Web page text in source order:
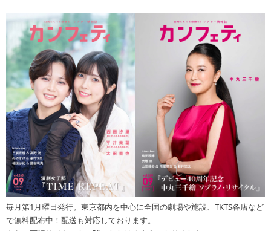
毎月第1月曜日発行。東京都内を中心に全国の劇場や施設、TKTS各店など
で無料配布中！配送も対応しております。